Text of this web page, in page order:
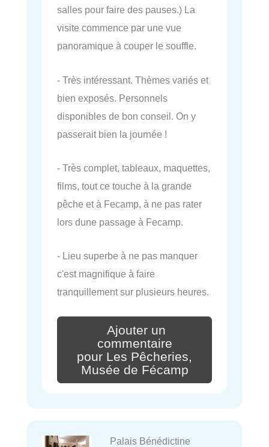
salles pour faire des pauses.) La
visite commence par une vue
panoramique à couper le souffle.
- Très intéressant. Thèmes variés et
bien exposés. Personnels
disponibles de bon conseil. On y
passerait bien la journée !
- Très complet, tableaux, maquettes,
films, tout ce touche à la grande
pêche et à Fecamp, à ne pas rater
lors dune passage à Fecamp.
- Lieu superbe à ne pas manquer
c'est magnifique à faire
tranquillement sur plusieurs heures.
Ajouter un
commentaire
pour Les Pêcheries,
Musée de Fécamp
Palais Bénédictine